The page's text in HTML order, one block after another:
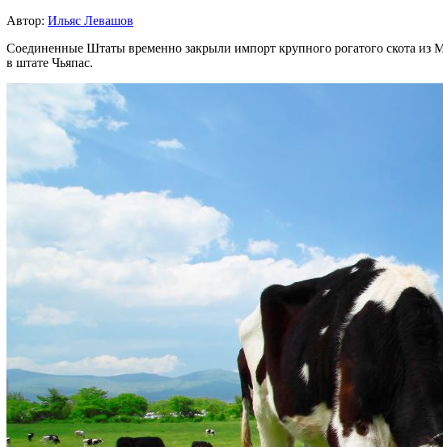
Автор: Ильяс Левашов
Соединенные Штаты временно закрыли импорт крупного рогатого скота из
в штате Чьяпас.